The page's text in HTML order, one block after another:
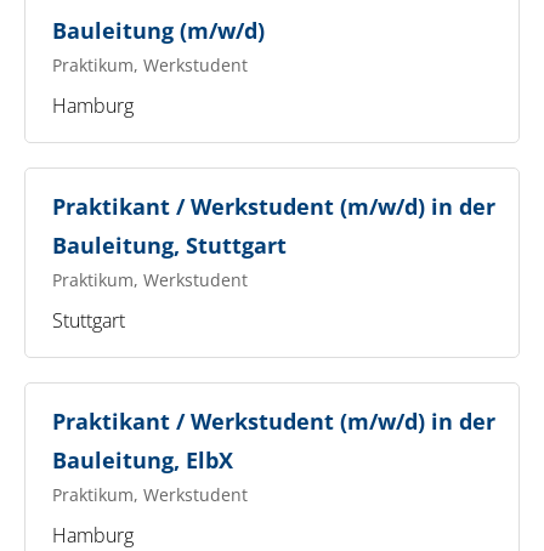
Bauleitung (m/w/d)
Praktikum, Werkstudent
Hamburg
Praktikant / Werkstudent (m/w/d) in der
Bauleitung, Stuttgart
Praktikum, Werkstudent
Stuttgart
Praktikant / Werkstudent (m/w/d) in der
Bauleitung, ElbX
Praktikum, Werkstudent
Hamburg